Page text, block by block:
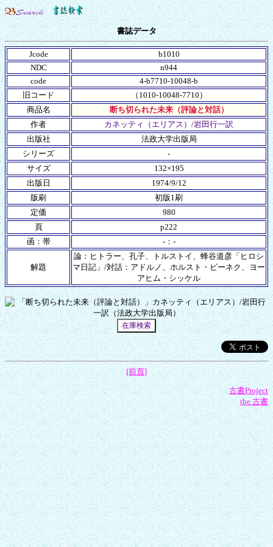
書誌データ
Jcode
b1010
NDC
n944
code
4-b7710-10048-b
旧コード
（1010-10048-7710）
商品名
断ち切られた未来（評論と対話）
作者
カネッティ（エリアス）/岩田行一訳
出版社
法政大学出版局
シリーズ
-
サイズ
132×195
出版日
1974/9/12
版刷
初版1刷
定価
980
頁
p222
函：帯
-：-
解題
論：ヒトラー、孔子、トルストイ、蜂谷道彦「ヒロシ
マ日記」/対話：アドルノ、ホルスト・ビーネク、ヨー
アヒム・シッケル
[前頁]
古書Project
the 古書